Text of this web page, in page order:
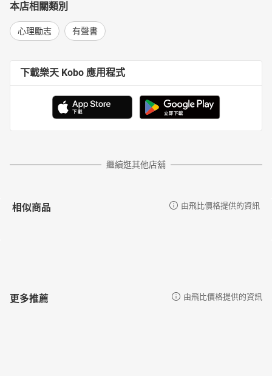
本店相關類別
心理勵志 有聲書
下載樂天 Kobo 應用程式
繼續逛其他店舖
相似商品 由飛比價格提供的資訊
更多推薦 由飛比價格提供的資訊